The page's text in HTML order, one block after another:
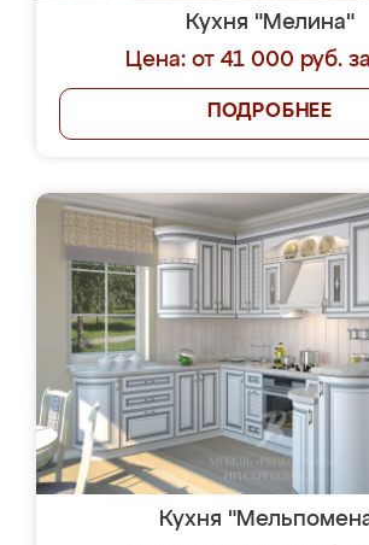
Кухня "Мелина"
Цена: от 41 000 руб.
ПОДРОБНЕЕ
Кухня